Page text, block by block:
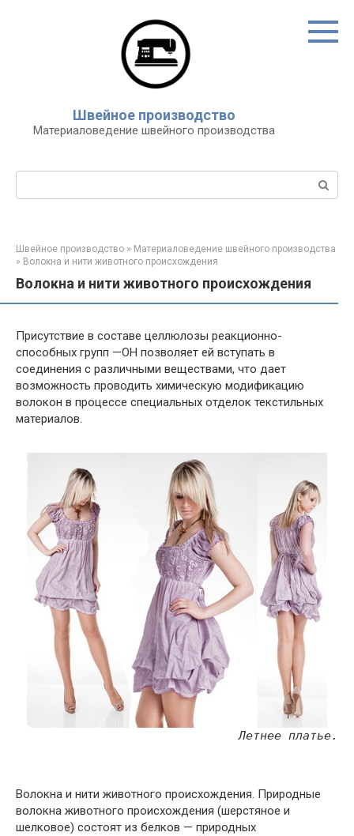
Швейное производство
Материаловедение швейного производства
Поиск:
Швейное производство » Материаловедение швейного производства
» Волокна и нити животного происхождения
Волокна и нити животного происхождения
Присутствие в составе целлюлозы реакционно-
способных групп —ОН позволяет ей вступать в
соединения с различными веществами, что дает
возможность проводить химическую модификацию
волокон в процессе специальных отделок текстильных
материалов.
Летнее платье.
Волокна и нити животного происхождения. Природные
волокна животного происхождения (шерстяное и
шелковое) состоят из белков — природных